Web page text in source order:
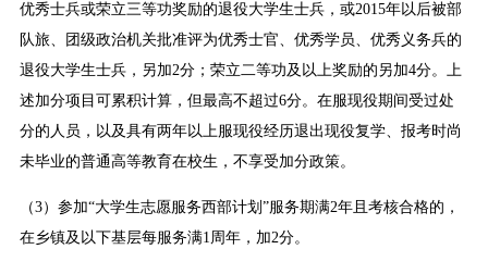
优秀士兵或荣立三等功奖励的退役大学生士兵，或2015年以后被部
队旅、团级政治机关批准评为优秀士官、优秀学员、优秀义务兵的
退役大学生士兵，另加2分；荣立二等功及以上奖励的另加4分。上
述加分项目可累积计算，但最高不超过6分。在服现役期间受过处
分的人员，以及具有两年以上服现役经历退出现役复学、报考时尚
未毕业的普通高等教育在校生，不享受加分政策。
（3）参加“大学生志愿服务西部计划”服务期满2年且考核合格的，
在乡镇及以下基层每服务满1周年，加2分。